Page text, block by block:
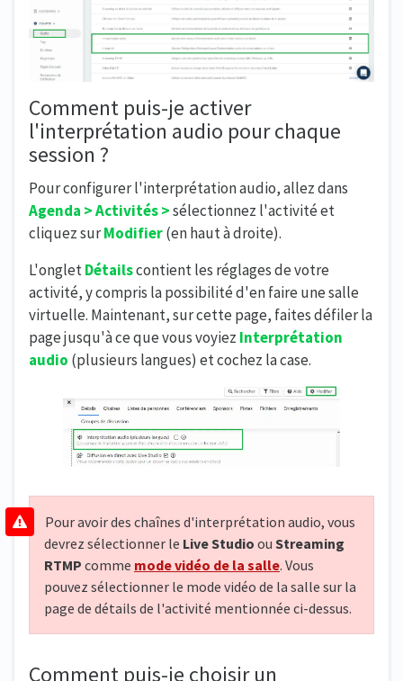
Comment puis-je activer
l'interprétation audio pour chaque
session ?
Pour configurer l'interprétation audio, allez dans
Agenda > Activités >sélectionnez l'activité et
cliquez surModifier(en haut à droite).
L'ongletDétailscontient les réglages de votre
activité, y compris la possibilité d'en faire une salle
virtuelle. Maintenant, sur cette page, faites défiler la
page jusqu'à ce que vous voyiez Interprétation
audio (plusieurs langues) et cochez la case.
Pour avoir des chaînes d'interprétation audio, vous
devrez sélectionner le Live Studio ou Streaming
RTMP comme mode vidéo de la salle. Vous
pouvez sélectionner le mode vidéo de la salle sur la
page de détails de l'activité mentionnée ci-dessus.
Comment puis-je choisir un